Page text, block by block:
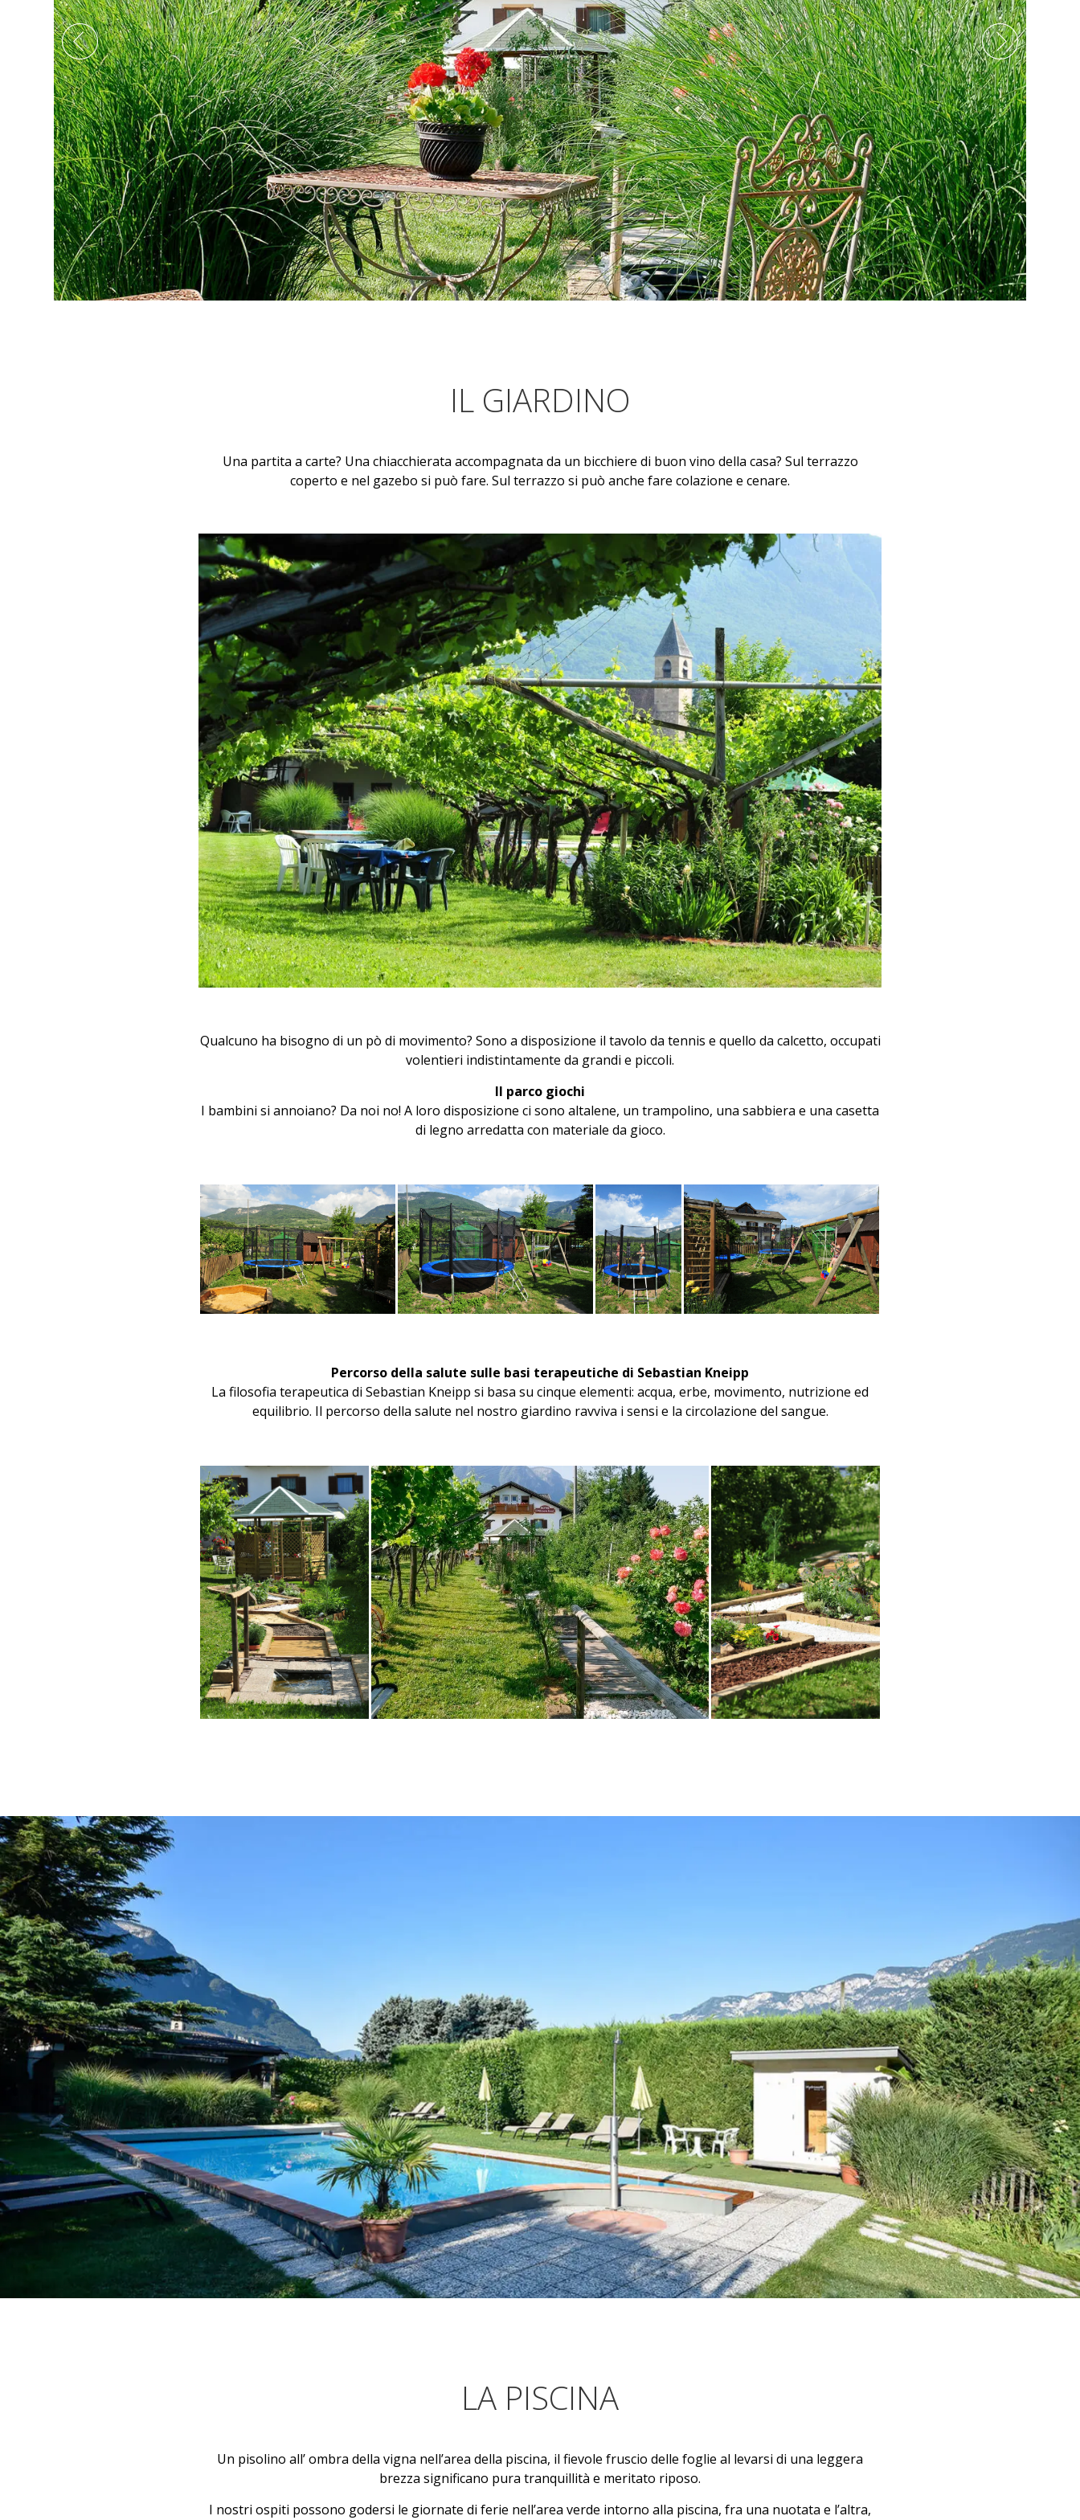
IL GIARDINO
Una partita a carte? Una chiacchierata accompagnata da un bicchiere di buon vino della casa? Sul terrazzo
coperto e nel gazebo si può fare. Sul terrazzo si può anche fare colazione e cenare.
Qualcuno ha bisogno di un pò di movimento? Sono a disposizione il tavolo da tennis e quello da calcetto, occupati
volentieri indistintamente da grandi e piccoli.
Il parco giochi
I bambini si annoiano? Da noi no! A loro disposizione ci sono altalene, un trampolino, una sabbiera e una casetta
di legno arredatta con materiale da gioco.
Percorso della salute sulle basi terapeutiche di Sebastian Kneipp
La filosofia terapeutica di Sebastian Kneipp si basa su cinque elementi: acqua, erbe, movimento, nutrizione ed
equilibrio. Il percorso della salute nel nostro giardino ravviva i sensi e la circolazione del sangue.
LA PISCINA
Un pisolino all’ ombra della vigna nell’area della piscina, il fievole fruscio delle foglie al levarsi di una leggera
brezza significano pura tranquillità e meritato riposo.
I nostri ospiti possono godersi le giornate di ferie nell’area verde intorno alla piscina, fra una nuotata e l’altra,